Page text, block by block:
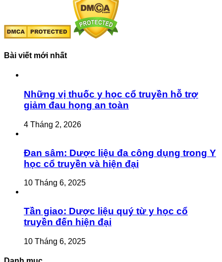
Bài viết mới nhất
Những vị thuốc y học cổ truyền hỗ trợ
giảm đau họng an toàn
4 Tháng 2, 2026
Đan sâm: Dược liệu đa công dụng trong Y
học cổ truyền và hiện đại
10 Tháng 6, 2025
Tần giao: Dược liệu quý từ y học cổ
truyền đến hiện đại
10 Tháng 6, 2025